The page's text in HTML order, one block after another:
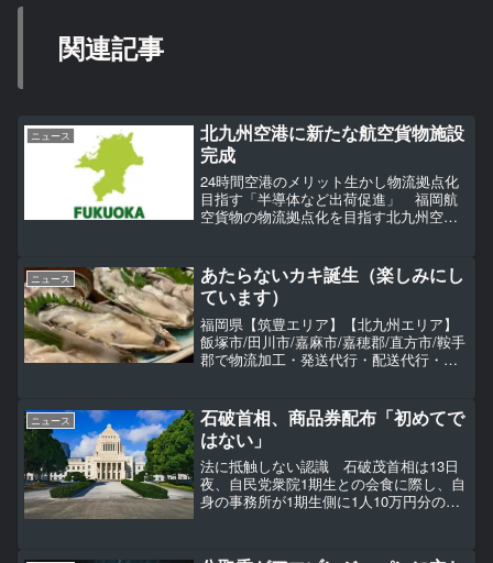
関連記事
ニュース
北九州空港に新たな航空貨物施設
完成
24時間空港のメリット生かし物流拠点化
目指す「半導体など出荷促進」 福岡航
空貨物の物流拠点化を目指す北九州空港
う竣工式には、運営主体で福岡市に本社
を置く「エアーワールド...
ニュース
あたらないカキ誕生（楽しみにし
ています）
福岡県【筑豊エリア】【北九州エリア】
飯塚市/田川市/嘉麻市/嘉穂郡/直方市/鞍手
郡で物流加工・発送代行・配送代行・商
TransportWunder（トランスポートヴンダ
ー）へご依頼ください。
ニュース
石破首相、商品券配布「初めてで
はない」
法に抵触しない認識 石破茂首相は13日
夜、自民党衆院1期生との会食に際し、自
身の事務所が1期生側に1人10万円分の商
ぎらいなどの観点から、私自身のポケッ